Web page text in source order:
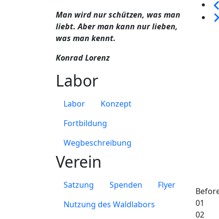
01
02
Man wird nur schützen, was man
liebt. Aber man kann nur lieben,
was man kennt.
Konrad Lorenz
Labor
Labor
Konzept
Fortbildung
Wegbeschreibung
Verein
Satzung Spenden
Flyer
Nutzung des Waldlabors